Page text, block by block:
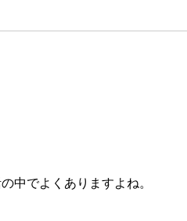
中でよくありますよね。